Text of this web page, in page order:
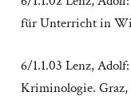
für Unterricht in
6/1.1.03 Lenz,
Kriminologie. Graz,